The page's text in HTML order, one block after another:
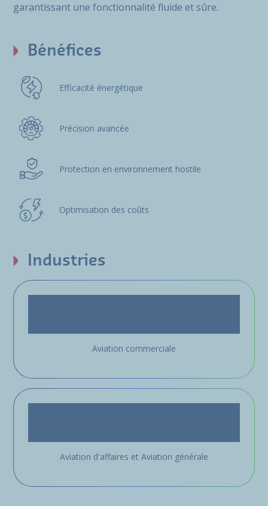
garantissant une fonctionnalité fluide et sûre.
Bénéfices
Efficacité énergétique
Précision avancée
Protection en environnement hostile
Optimisation des coûts
Industries
Aviation commerciale
Aviation d'affaires et Aviation générale